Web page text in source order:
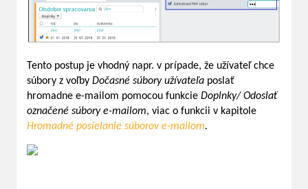
Tento postup je vhodný napr. v prípade, že užívateľ chce
súbory z voľby Dočasné súbory užívateľa poslať
hromadne e-mailom pomocou funkcie Doplnky/ Odoslať
označené súbory e-mailom, viac o funkcii v kapitole
Hromadné posielanie súborov e-mailom.